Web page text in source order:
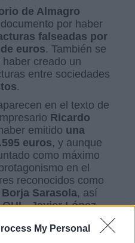
My Personal
de Almagro
por haber
falseadas por
euros. También se
haber creado un
entre sociedades
.
en el texto de
Ricardo
emitido una
euros, y aunque
como máximo
en el
reconocidos como
Borja Sarasola, así
OHL,Javier López
por diferentes